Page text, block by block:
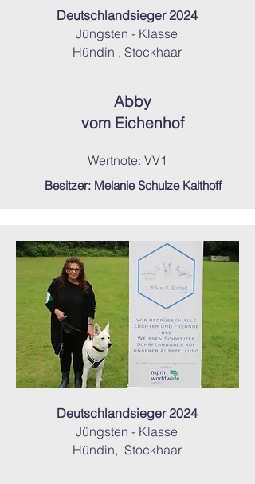
Deutschlandsieger 2024
Jüngsten - Klasse
Hündin , Stockhaar
Abby
vom Eichenhof
Wertnote: VV1
Besitzer: Melanie Schulze Kalthoff
Deutschlandsieger 2024
Jüngsten - Klasse
Hündin, Stockhaar